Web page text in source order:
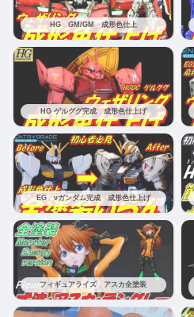
HG GM/GM 成形色仕上
HG ゲルググ完成 成形色仕上げ
EG νガンダム完成 成形色仕上げ
フィギュアライズ アスカ全塗装